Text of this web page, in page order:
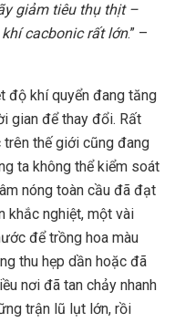
giảm tiêu thụ thịt –
cacbonic rất lớn.” –
độ khí quyển đang tăng
gian để thay đổi. Rất
trên thế giới cũng đang
ta không thể kiểm soát
nóng toàn cầu đã đạt
khắc nghiệt, một vài
để trồng hoa màu
thu hẹp dần hoặc đã
nơi đã tan chảy nhanh
trận lũ lụt lớn, rồi